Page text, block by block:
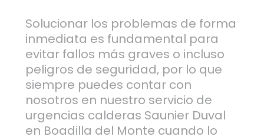
Solucionar los problemas de forma
inmediata es fundamental para
evitar fallos más graves o incluso
peligros de seguridad, por lo que
siempre puedes contar con
nosotros en nuestro servicio de
urgencias calderas Saunier Duval
en Boadilla del Monte cuando lo